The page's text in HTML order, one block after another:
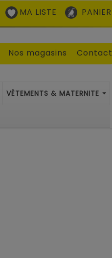
MA LISTE PANIER
Nos magasins Contact
VÊTEMENTS & MATERNITE